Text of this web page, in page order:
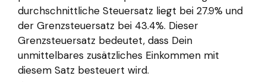
durchschnittliche Steuersatz liegt bei 27.9% und
der Grenzsteuersatz bei 43.4%. Dieser
Grenzsteuersatz bedeutet, dass Dein
unmittelbares zusätzliches Einkommen mit
diesem Satz besteuert wird.